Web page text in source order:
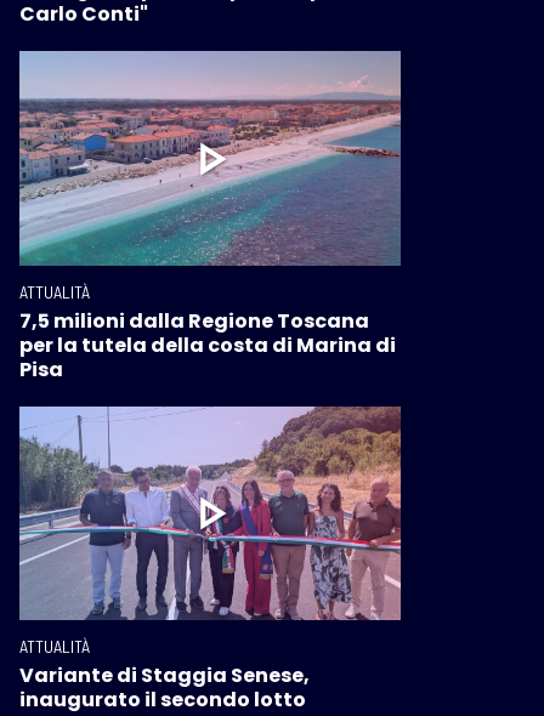
Carlo Conti"
ATTUALITÀ
7,5 milioni dalla Regione Toscana
per la tutela della costa di Marina di
Pisa
ATTUALITÀ
Variante di Staggia Senese,
inaugurato il secondo lotto